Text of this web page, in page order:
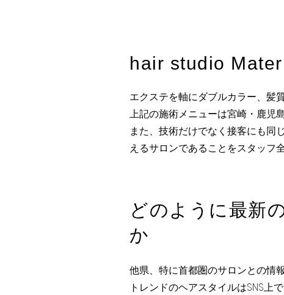
hair studio
エクステを軸にダブルカラー、髪
上記の施術メニューは宮崎・鹿児
また、技術だけでなく接客にも同
えるサロンであることをスタッフ
どのように最新
か
他県、特に首都圏のサロンとの情
トレンドのヘアスタイルはSNS上